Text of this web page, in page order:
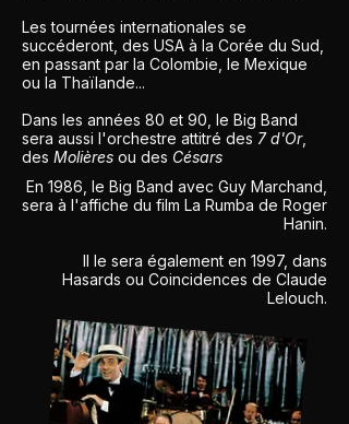
Les tournées internationales se
succéderont, des USA à la Corée du Sud,
en passant par la Colombie, le Mexique
ou la Thaïlande...
Dans les années 80 et 90, le Big Band
sera aussi l'orchestre attitré des 7 d'Or,
des Molières ou des Césars
En 1986, le Big Band avec Guy Marchand,
sera à l'affiche du film La Rumba de Roger
Hanin.
Il le sera également en 1997, dans
Hasards ou Coincidences de Claude
Lelouch.